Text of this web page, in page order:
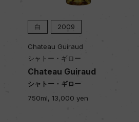
白 2009
Chateau Guiraud
シャトー・ギロー
Chateau Guiraud
シャトー・ギロー
750ml, 13,000 yen